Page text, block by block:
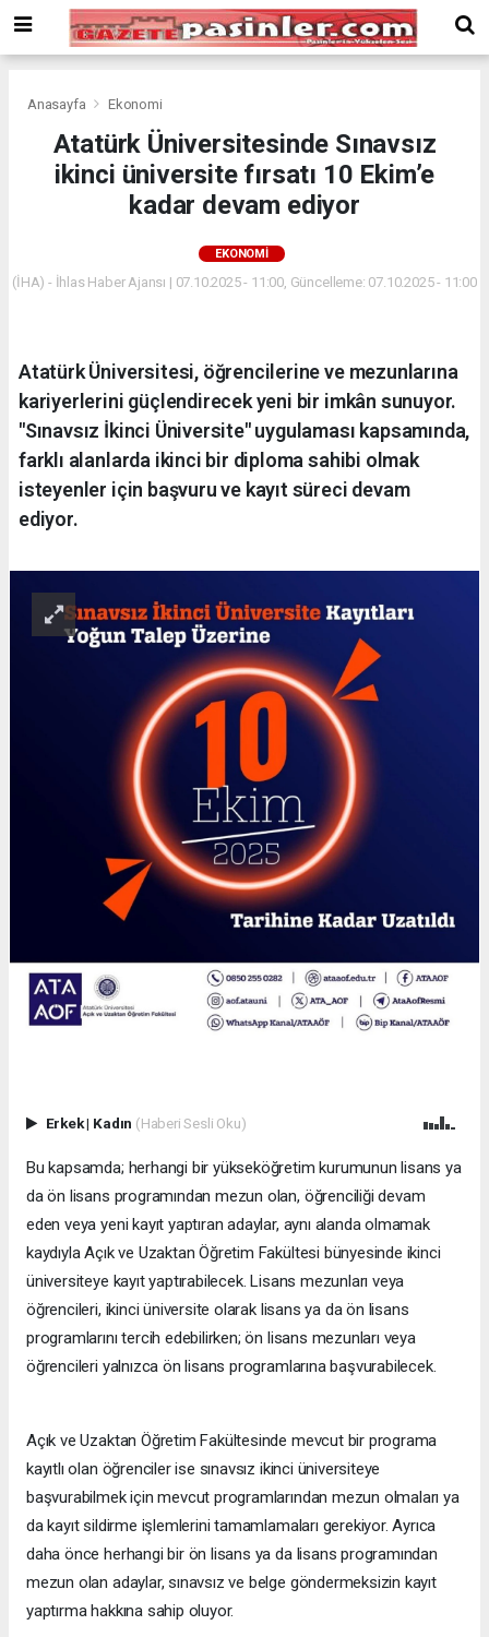
Bonusu
Veren
deneme
Yeni
Anasayfa Ekonomi
Atatürk Üniversitesinde Sınavsız
ikinci üniversite fırsatı 10 Ekim’e
kadar devam ediyor
EKONOMI
(İHA) - İhlas Haber Ajansı | 07.10.2025 - 11:00, Güncelleme: 07.10.2025 - 11:00
Atatürk Üniversitesi, öğrencilerine ve mezunlarına
kariyerlerini güçlendirecek yeni bir imkân sunuyor.
"Sınavsız İkinci Üniversite" uygulaması kapsamında,
farklı alanlarda ikinci bir diploma sahibi olmak
isteyenler için başvuru ve kayıt süreci devam
ediyor.
Erkek| Kadın (Haberi Sesli Oku)
Bu kapsamda; herhangi bir yükseköğretim kurumunun lisans ya
da ön lisans programından mezun olan, öğrenciliği devam
eden veya yeni kayıt yaptıran adaylar, aynı alanda olmamak
kaydıyla Açık ve Uzaktan Öğretim Fakültesi bünyesinde ikinci
üniversiteye kayıt yaptırabilecek. Lisans mezunları veya
öğrencileri, ikinci üniversite olarak lisans ya da ön lisans
programlarını tercih edebilirken; ön lisans mezunları veya
öğrencileri yalnızca ön lisans programlarına başvurabilecek.
Açık ve Uzaktan Öğretim Fakültesinde mevcut bir programa
kayıtlı olan öğrenciler ise sınavsız ikinci üniversiteye
başvurabilmek için mevcut programlarından mezun olmaları ya
da kayıt sildirme işlemlerini tamamlamaları gerekiyor. Ayrıca
daha önce herhangi bir ön lisans ya da lisans programından
mezun olan adaylar, sınavsız ve belge göndermeksizin kayıt
yaptırma hakkına sahip oluyor.